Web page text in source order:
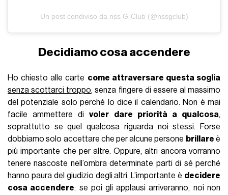
Un post condiviso da nss G-Club (@nssgclub)
Decidiamo cosa accendere
Ho chiesto alle carte come attraversare questa soglia
senza scottarci troppo, senza fingere di essere al massimo
del potenziale solo perché lo dice il calendario. Non è mai
facile ammettere divoler dare priorità a qualcosa,
soprattutto se quel qualcosa riguarda noi stessi. Forse
dobbiamo solo accettare che per alcune persone brillare è
più importante che per altre. Oppure, altri ancora vorranno
tenere nascoste nell’ombra determinate parti di sé perché
hanno paura del giudizio degli altri. L’importante è decidere
cosa accendere: se poi gli applausi arriveranno, noi non